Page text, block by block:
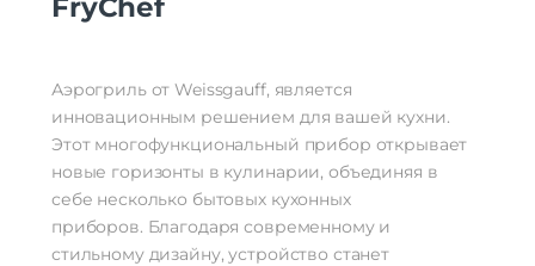
FryChef
Аэрогриль от Weissgauff, является
инновационным решением для вашей кухни.
Этот многофункциональный прибор открывает
новые горизонты в кулинарии, объединяя в
себе несколько бытовых кухонных
приборов. Благодаря современному и
стильному дизайну, устройство станет